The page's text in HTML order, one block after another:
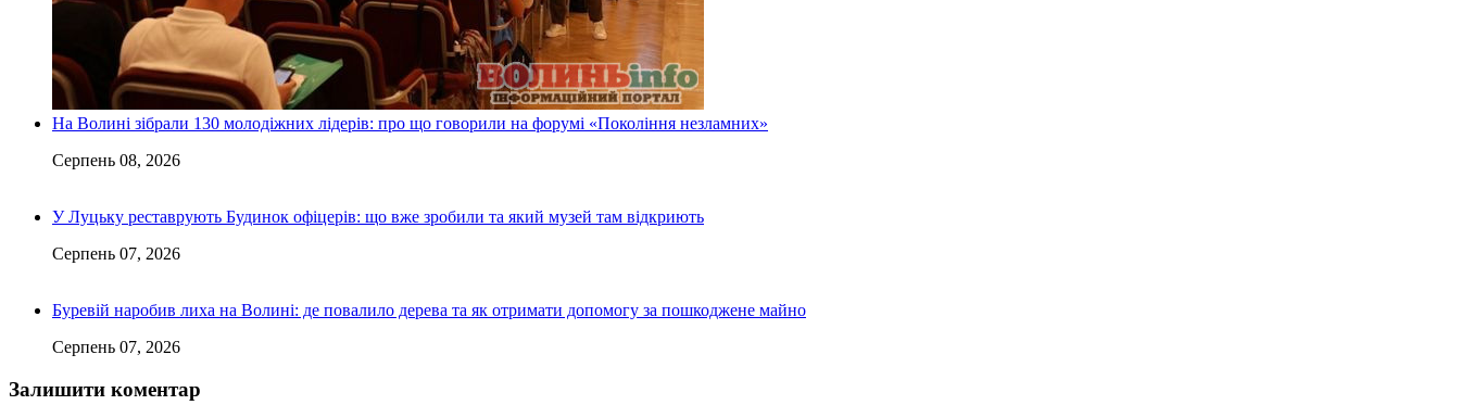
На Волині зібрали 130 молодіжних лідерів: про що говорили на форумі «Покоління незламних»
Серпень 08, 2026
У Луцьку реставрують Будинок офіцерів: що вже зробили та який музей там відкриють
Серпень 07, 2026
Буревій наробив лиха на Волині: де повалило дерева та як отримати допомогу за пошкоджене майно
Серпень 07, 2026
Залишити коментар